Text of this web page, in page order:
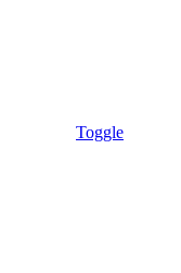
Toggle